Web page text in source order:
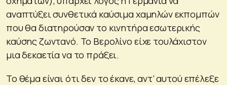
αναπτύξει συνθετικά καύσιμα χαμηλών εκπομπών
που θα διατηρούσαν το κινητήρα εσωτερικής
καύσης ζωντανό. Το Βερολίνο είχε τουλάχιστον
μια δεκαετία να το πράξει.
Το θέμα είναι ότι δεν το έκανε, αντ’ αυτού επέλεξε